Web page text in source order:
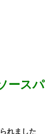
ースパ
れました